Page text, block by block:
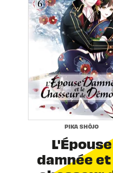
PIKA SHÔJO
L'Épouse
damnée et